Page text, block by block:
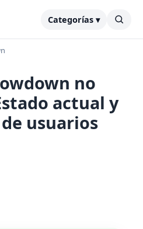
Categorías ▾
no
actual y
usuarios